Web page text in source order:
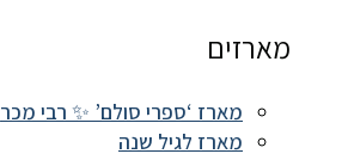
מארזים
מארז ‘ספרי סולם’ ✨ רבי מכר
מארז לגיל שנה